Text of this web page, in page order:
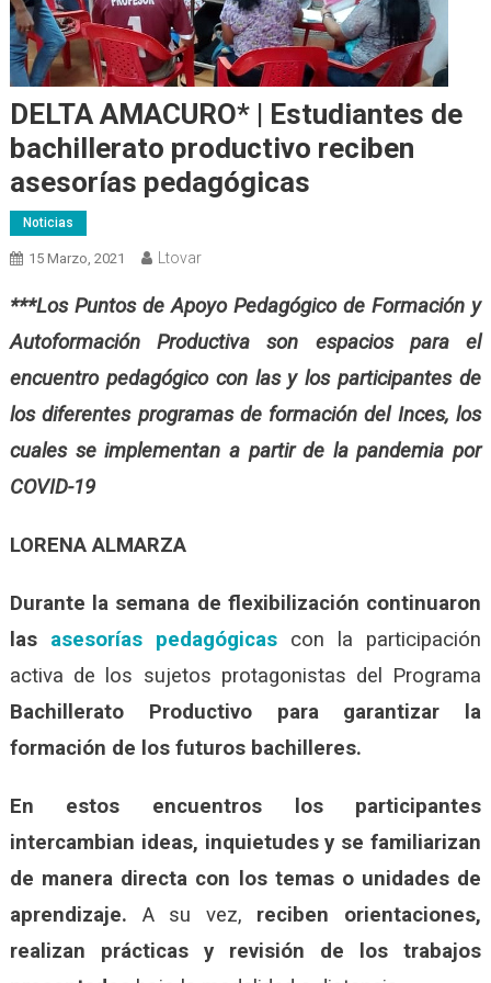
DELTA AMACURO* | Estudiantes de
bachillerato productivo reciben
asesorías pedagógicas
Noticias
15 Marzo, 2021 Ltovar
***Los Puntos de Apoyo Pedagógico de Formación y
Autoformación Productiva son espacios para el
encuentro pedagógico con las y los participantes de
los diferentes programas de formación del Inces, los
cuales se implementan a partir de la pandemia por
COVID-19
LORENA ALMARZA
Durante la semana de flexibilización continuaron
las asesorías pedagógicas con la participación
activa de los sujetos protagonistas del Programa
Bachillerato Productivo para garantizar la
formación de los futuros bachilleres.
En estos encuentros
los participantes
intercambian ideas, inquietudes y se familiarizan
de manera directa con los temas o unidades de
aprendizaje. A su vez, reciben orientaciones,
realizan prácticas y revisión de los trabajos